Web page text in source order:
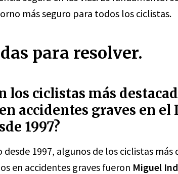
más seguro para todos los ciclistas.
para resolver.
los ciclistas más
accidentes graves en el
1997?
desde 1997, algunos de los ciclistas más
en accidentes graves fueron Miguel